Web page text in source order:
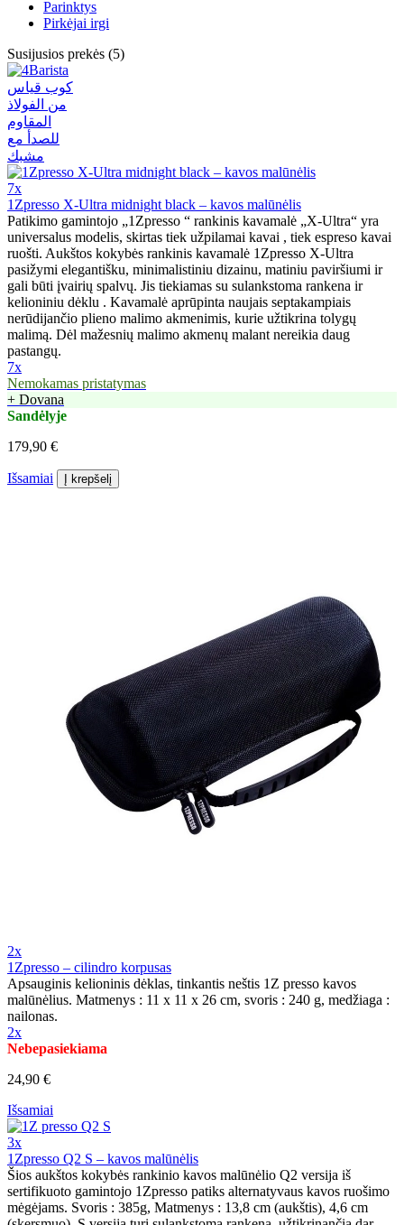
Parinktys
Pirkėjai irgi
Susijusios prekės (5)
7x
1Zpresso X-Ultra midnight black – kavos malūnėlis
Patikimo gamintojo „1Zpresso “ rankinis kavamalė „X-Ultra“ yra
universalus modelis, skirtas tiek užpilamai kavai , tiek espreso kavai
ruošti. Aukštos kokybės rankinis kavamalė 1Zpresso X-Ultra
pasižymi elegantišku, minimalistiniu dizainu, matiniu paviršiumi ir
gali būti įvairių spalvų. Jis tiekiamas su sulankstoma rankena ir
kelioniniu dėklu . Kavamalė aprūpinta naujais septakampiais
nerūdijančio plieno malimo akmenimis, kurie užtikrina tolygų
malimą. Dėl mažesnių malimo akmenų malant nereikia daug
pastangų.
7x
Nemokamas pristatymas
+ Dovana
Sandėlyje
179,90 €
Išsamiai Į krepšelį
2x
1Zpresso – cilindro korpusas
Apsauginis kelioninis dėklas, tinkantis neštis 1Z presso kavos
malūnėlius. Matmenys : 11 x 11 x 26 cm, svoris : 240 g, medžiaga :
nailonas.
2x
Nebepasiekiama
24,90 €
Išsamiai
3x
1Zpresso Q2 S – kavos malūnėlis
Šios aukštos kokybės rankinio kavos malūnėlio Q2 versija iš
sertifikuoto gamintojo 1Zpresso patiks alternatyvaus kavos ruošimo
mėgėjams. Svoris : 385g, Matmenys : 13,8 cm (aukštis), 4,6 cm